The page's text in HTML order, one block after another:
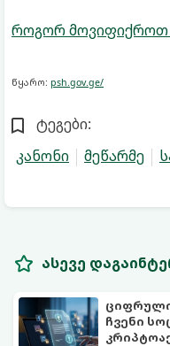
როგორ მოვიფიქროთ
წყარო: psh.gov.ge/
ტეგები:
კანონი
მეწარმე
ასევე
ჩვენი